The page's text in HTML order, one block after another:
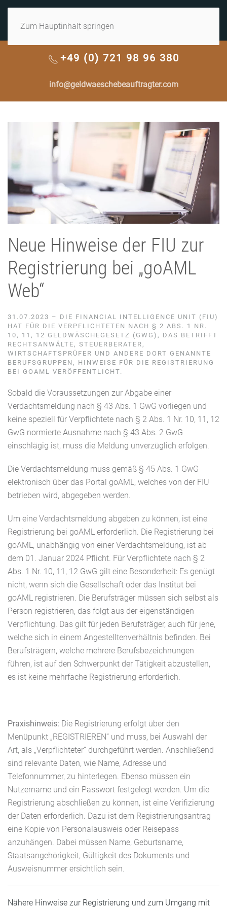
Zum Hauptinhalt springen
+49 (0) 721 98 96 380
info@geldwaeschebeauftragter.com
Neue Hinweise der FIU zur
Registrierung bei „goAML
Web“
31.07.2023 – DIE FINANCIAL INTELLIGENCE UNIT (FIU)
HAT FÜR DIE VERPFLICHTETEN NACH § 2 ABS. 1 NR.
10, 11, 12 GELDWÄSCHEGESETZ (GWG), DAS BETRIFFT
RECHTSANWÄLTE, STEUERBERATER,
WIRTSCHAFTSPRÜFER UND ANDERE DORT GENANNTE
BERUFSGRUPPEN, HINWEISE FÜR DIE REGISTRIERUNG
BEI GOAML VERÖFFENTLICHT.
Sobald die Voraussetzungen zur Abgabe einer
Verdachtsmeldung nach § 43 Abs. 1 GwG vorliegen und
keine speziell für Verpflichtete nach § 2 Abs. 1 Nr. 10, 11, 12
GwG normierte Ausnahme nach § 43 Abs. 2 GwG
einschlägig ist, muss die Meldung unverzüglich erfolgen.
Die Verdachtsmeldung muss gemäß § 45 Abs. 1 GwG
elektronisch über das Portal goAML, welches von der FIU
betrieben wird, abgegeben werden.
Um eine Verdachtsmeldung abgeben zu können, ist eine
Registrierung bei goAML erforderlich. Die Registrierung bei
goAML, unabhängig von einer Verdachtsmeldung, ist ab
dem 01. Januar 2024 Pflicht. Für Verpflichtete nach § 2
Abs. 1 Nr. 10, 11, 12 GwG gilt eine Besonderheit: Es genügt
nicht, wenn sich die Gesellschaft oder das Institut bei
goAML registrieren. Die Berufsträger müssen sich selbst als
Person registrieren, das folgt aus der eigenständigen
Verpflichtung. Das gilt für jeden Berufsträger, auch für jene,
welche sich in einem Angestelltenverhältnis befinden. Bei
Berufsträgern, welche mehrere Berufsbezeichnungen
führen, ist auf den Schwerpunkt der Tätigkeit abzustellen,
es ist keine mehrfache Registrierung erforderlich.
Praxishinweis: Die Registrierung erfolgt über den
Menüpunkt „REGISTRIEREN“ und muss, bei Auswahl der
Art, als „Verpflichteter“ durchgeführt werden. Anschließend
sind relevante Daten, wie Name, Adresse und
Telefonnummer, zu hinterlegen. Ebenso müssen ein
Nutzername und ein Passwort festgelegt werden. Um die
Registrierung abschließen zu können, ist eine Verifizierung
der Daten erforderlich. Dazu ist dem Registrierungsantrag
eine Kopie von Personalausweis oder Reisepass
anzuhängen. Dabei müssen Name, Geburtsname,
Staatsangehörigkeit, Gültigkeit des Dokuments und
Ausweisnummer ersichtlich sein.
Nähere Hinweise zur Registrierung und zum Umgang mit